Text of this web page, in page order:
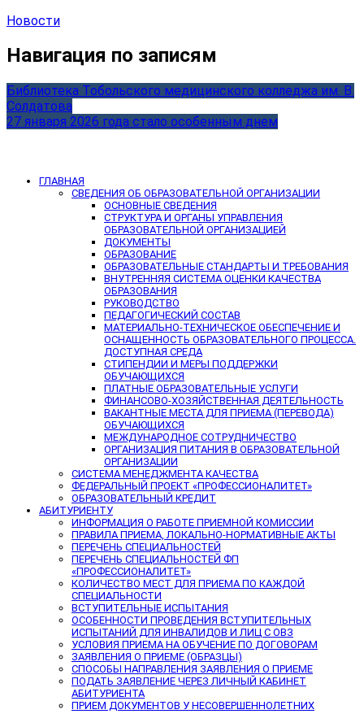
Новости
Навигация по записям
Библиотека Тобольского медицинского колледжа им. В.
Солдатова
27 января 2026 года стало особенным днем
ГЛАВНАЯ
СВЕДЕНИЯ ОБ ОБРАЗОВАТЕЛЬНОЙ ОРГАНИЗАЦИИ
ОСНОВНЫЕ СВЕДЕНИЯ
СТРУКТУРА И ОРГАНЫ УПРАВЛЕНИЯ
ОБРАЗОВАТЕЛЬНОЙ ОРГАНИЗАЦИЕЙ
ДОКУМЕНТЫ
ОБРАЗОВАНИЕ
ОБРАЗОВАТЕЛЬНЫЕ СТАНДАРТЫ И ТРЕБОВАНИЯ
ВНУТРЕННЯЯ СИСТЕМА ОЦЕНКИ КАЧЕСТВА
ОБРАЗОВАНИЯ
РУКОВОДСТВО
ПЕДАГОГИЧЕСКИЙ СОСТАВ
МАТЕРИАЛЬНО-ТЕХНИЧЕСКОЕ ОБЕСПЕЧЕНИЕ И
ОСНАЩЕННОСТЬ ОБРАЗОВАТЕЛЬНОГО ПРОЦЕССА.
ДОСТУПНАЯ СРЕДА
СТИПЕНДИИ И МЕРЫ ПОДДЕРЖКИ
ОБУЧАЮЩИХСЯ
ПЛАТНЫЕ ОБРАЗОВАТЕЛЬНЫЕ УСЛУГИ
ФИНАНСОВО-ХОЗЯЙСТВЕННАЯ ДЕЯТЕЛЬНОСТЬ
ВАКАНТНЫЕ МЕСТА ДЛЯ ПРИЕМА (ПЕРЕВОДА)
ОБУЧАЮЩИХСЯ
МЕЖДУНАРОДНОЕ СОТРУДНИЧЕСТВО
ОРГАНИЗАЦИЯ ПИТАНИЯ В ОБРАЗОВАТЕЛЬНОЙ
ОРГАНИЗАЦИИ
СИСТЕМА МЕНЕДЖМЕНТА КАЧЕСТВА
ФЕДЕРАЛЬНЫЙ ПРОЕКТ «ПРОФЕССИОНАЛИТЕТ»
ОБРАЗОВАТЕЛЬНЫЙ КРЕДИТ
АБИТУРИЕНТУ
ИНФОРМАЦИЯ О РАБОТЕ ПРИЕМНОЙ КОМИССИИ
ПРАВИЛА ПРИЕМА, ЛОКАЛЬНО-НОРМАТИВНЫЕ АКТЫ
ПЕРЕЧЕНЬ СПЕЦИАЛЬНОСТЕЙ
ПЕРЕЧЕНЬ СПЕЦИАЛЬНОСТЕЙ ФП
«ПРОФЕССИОНАЛИТЕТ»
КОЛИЧЕСТВО МЕСТ ДЛЯ ПРИЕМА ПО КАЖДОЙ
СПЕЦИАЛЬНОСТИ
ВСТУПИТЕЛЬНЫЕ ИСПЫТАНИЯ
ОСОБЕННОСТИ ПРОВЕДЕНИЯ ВСТУПИТЕЛЬНЫХ
ИСПЫТАНИЙ ДЛЯ ИНВАЛИДОВ И ЛИЦ С ОВЗ
УСЛОВИЯ ПРИЕМА НА ОБУЧЕНИЕ ПО ДОГОВОРАМ
ЗАЯВЛЕНИЯ О ПРИЕМЕ (ОБРАЗЦЫ)
СПОСОБЫ НАПРАВЛЕНИЯ ЗАЯВЛЕНИЯ О ПРИЕМЕ
ПОДАТЬ ЗАЯВЛЕНИЕ ЧЕРЕЗ ЛИЧНЫЙ КАБИНЕТ
АБИТУРИЕНТА
ПРИЕМ ДОКУМЕНТОВ У НЕСОВЕРШЕННОЛЕТНИХ